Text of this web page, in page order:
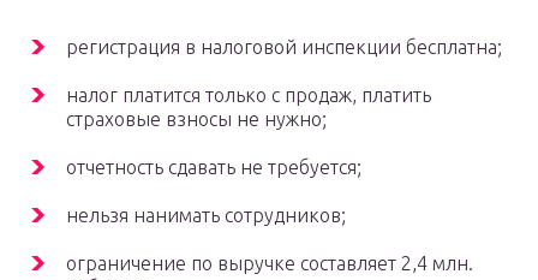
регистрация в налоговой инспекции бесплатна;
налог платится только с продаж, платить
страховые взносы не нужно;
отчетность сдавать не требуется;
нельзя нанимать сотрудников;
ограничение по выручке составляет 2,4 млн.